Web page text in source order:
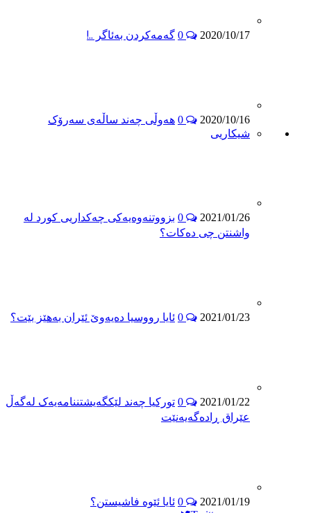
2020/10/17 گەمەکردن بەئاگر ..!
2020/10/16 هەوڵی چەند ساڵەی سەرۆک
شیكاریی
2021/01/26
بزووتنەوەیەکی چەکداریی کورد لە
واشنتن چی دەکات؟
2021/01/23 ئایا رووسیا ده‌یه‌وێ ئێران به‌هێز بێت؟
2021/01/22
تورکیا چەند لێکگەیشتننامەیەک لەگەڵ
عێراق ڕادەگەیەنێت
2021/01/19 ئایا ئێوە فاشیستن؟